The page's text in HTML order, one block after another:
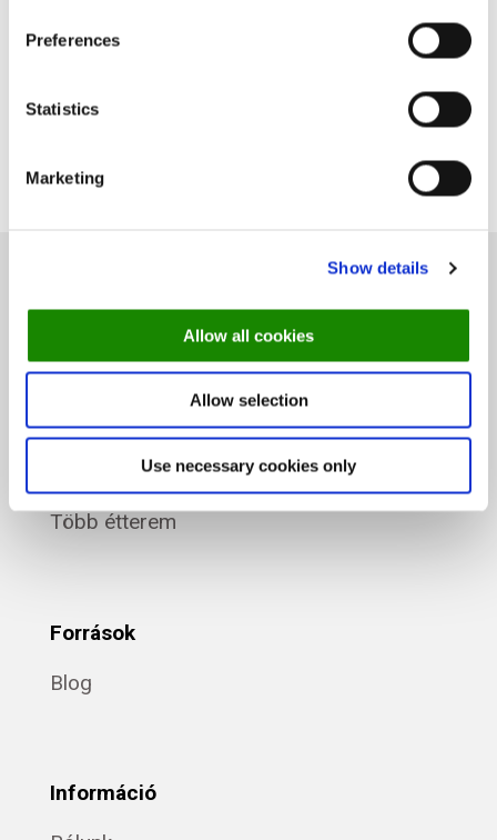
Preferences
Statistics
Marketing
Show details
Allow all cookies
Allow selection
Use necessary cookies only
Fine Dining
Egy étterem
Több étterem
Források
Blog
Információ